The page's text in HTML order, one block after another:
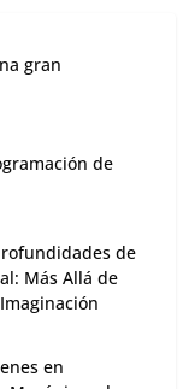
gran
de
de
Más Allá de
en